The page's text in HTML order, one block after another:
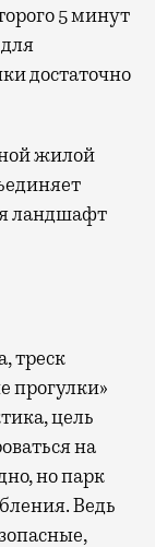
5 минут
достаточно
жилой
ландшафт
треск
прогулки»
цель
на
но парк
Ведь